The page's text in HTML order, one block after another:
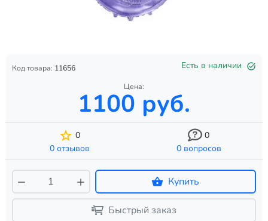
Код товара: 11656 Есть в наличии
Цена:
1100 руб.
0
0 отзывов
0
0 вопросов
Купить
Быстрый заказ